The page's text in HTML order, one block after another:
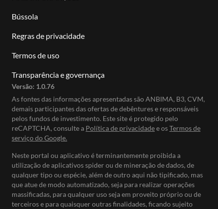
Bússola
Regras de privacidade
Termos de uso
Transparência e governança
Versão: 1.0.76
As fontes das informações apresentadas são ANBIMA, B3, CVM,
demais participantes das ofertas de debêntures e responsáveis
pelos fundos de investimento. Este site é protegido pelo
reCAPTCHA, consulte a Política de privacidadee osTermos de
serviço do Google.
Neste portal ou aplicativo é terminantemente proibida a
utilização de aplicativos spider ou de mineração de dados, de
qualquer tipo ou espécie, além de outro aqui não tipificado, mas
que atue de modo automatizado, seja para realizar operações
massificadas, para qualquer uso seja em proveito próprio ou de
terceiros e para quaisquer outras finalidades, ficando sujeito